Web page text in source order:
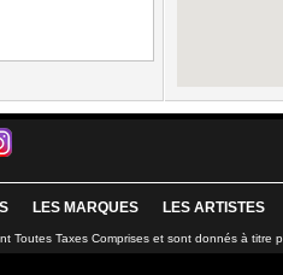
LES MARQUES LES ARTISTES
Toutes Taxes Comprises et sont donnés à